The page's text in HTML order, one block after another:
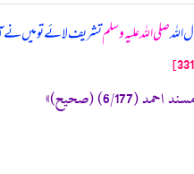
صلی اللہ علیہ وسلمتشریف لائے تو میں نے